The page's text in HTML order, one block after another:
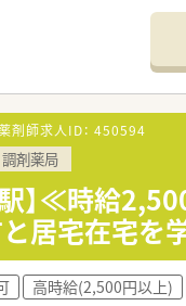
と応需状況について】
から徒歩8分と通勤し
リニックから内科や
に加えて居宅の患者
について】
の運営だけでなく、
に15法人15名の独立
の精神を大切にして
と雰囲気】
同士のコミュニケー
を持つ前向きなスタ
への加入など教育制
剤師求人ID： 450594
調剤薬局
】≪時給
居宅在宅を
高時給(2,500円以上)